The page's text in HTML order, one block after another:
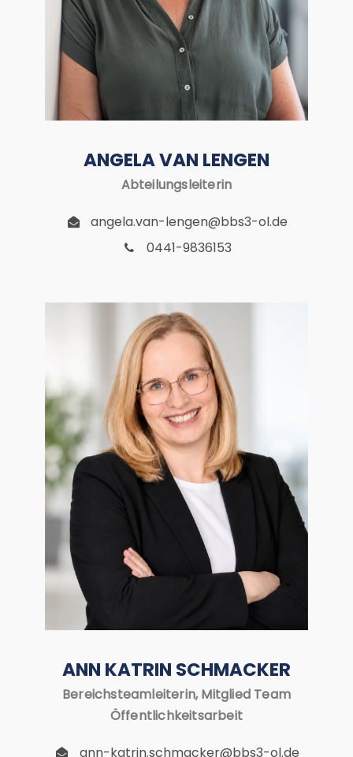
ANGELA VAN LENGEN
Abteilungsleiterin
angela.van-lengen@bbs3-ol.de
0441-9836153
ANN KATRIN SCHMACKER
Bereichsteamleiterin, Mitglied Team
Öffentlichkeitsarbeit
ann-katrin.schmacker@bbs3-ol.de